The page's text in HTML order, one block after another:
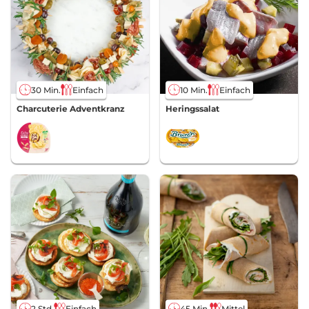
30 Min.
Einfach
Charcuterie Adventkranz
10 Min.
Einfach
Heringssalat